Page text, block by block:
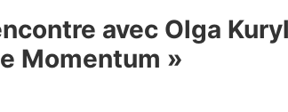
avec Olga
Momentum »